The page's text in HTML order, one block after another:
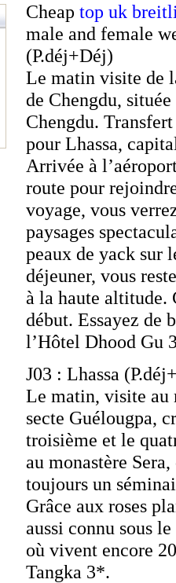
Cheap top uk
male and female
(P.déj+Déj)
Le matin visite de
de Chengdu,
Chengdu.
pour Lhassa,
Arrivée à
route pour
voyage, vous
paysages
peaux de yack sur
déjeuner, vous
à la haute altitude.
début. Essayez de
l’Hôtel Dhood Gu
J03 : Lhassa
Le matin, visite au
secte Guélougpa,
troisième et le
au monastère
toujours un
Grâce aux roses
aussi connu sous
où vivent encore
Tangka 3*.